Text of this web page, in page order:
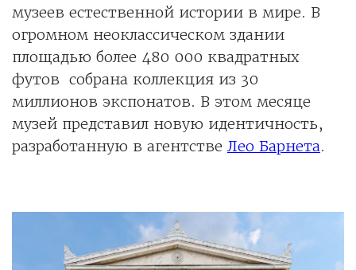
музеев естественной истории в мире. В
огромном неоклассическом здании
площадью более 480 000 квадратных
футов собрана коллекция из 30
миллионов экспонатов. В этом месяце
музей представил новую идентичность,
разработанную в агентстве Лео Барнета.